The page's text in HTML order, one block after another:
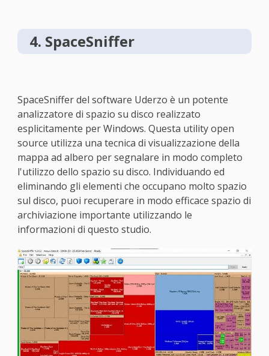
4. SpaceSniffer
SpaceSniffer del software Uderzo è un potente
analizzatore di spazio su disco realizzato
esplicitamente per Windows. Questa utility open
source utilizza una tecnica di visualizzazione della
mappa ad albero per segnalare in modo completo
l'utilizzo dello spazio su disco. Individuando ed
eliminando gli elementi che occupano molto spazio
sul disco, puoi recuperare in modo efficace spazio di
archiviazione importante utilizzando le
informazioni di questo studio.